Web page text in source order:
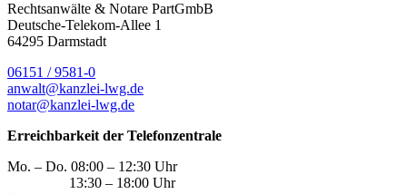
Rechtsanwälte & Notare PartGmbB
Deutsche-Telekom-Allee 1
64295 Darmstadt
06151 / 9581-0
anwalt@kanzlei-lwg.de
notar@kanzlei-lwg.de
Erreichbarkeit der Telefonzentrale
Mo. – Do. 08:00 – 12:30 Uhr
13:30 – 18:00 Uhr